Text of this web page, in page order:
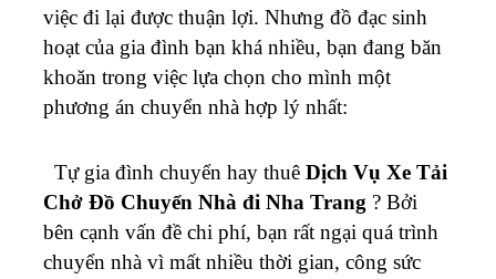
việc đi lại được thuận lợi. Nhưng đồ đạc sinh
hoạt của gia đình bạn khá nhiều, bạn đang băn
khoăn trong việc lựa chọn cho mình một
phương án chuyển nhà hợp lý nhất:
Tự gia đình chuyển hay thuê Dịch Vụ Xe Tải
Chở Đồ Chuyển Nhà đi Nha Trang ? Bởi
bên cạnh vấn đề chi phí, bạn rất ngại quá trình
chuyển nhà vì mất nhiều thời gian, công sức